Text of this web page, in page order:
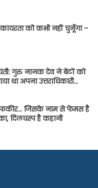
कायरता को कभी नहीं चुनूँगा –
गुरु नानक देव ने बेटों को
था अपना उत्तराधिकारी…
फकीर… जिसके नाम से फेमस है
दिलचस्प है कहानी